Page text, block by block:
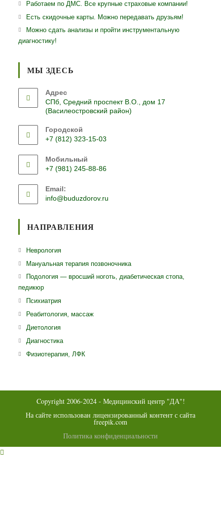
Работаем по ДМС. Все крупные страховые компании!
Есть скидочные карты. Можно передавать друзьям!
Можно сдать анализы и пройти инструментальную
диагностику!
МЫ ЗДЕСЬ
Адрес
СПб, Средний проспект В.О., дом 17
(Василеостровский район)
Городской
+7 (812) 323-15-03
в
вашем
Мобильный
+7 (981) 245-88-86
в
вашем
Email:
info@buduzdorov.ru
НАПРАВЛЕНИЯ
НеврологияОткроется
в
Мануальная терапия позвоночникаОткроется
в
Подология — вросший ноготь, диабетическая стопа,
педикюр
ПсихиатрияОткроется
в
Реабитология, массажОткроется
ДиетологияОткроется
в
ДиагностикаОткроется
в
Физиотерапия, ЛФК
Copyright 2006-2024 - Медицинский центр "ДА"!
На сайте использован лицензированный контент с сайта
freepik.com
Политика конфиденциальности